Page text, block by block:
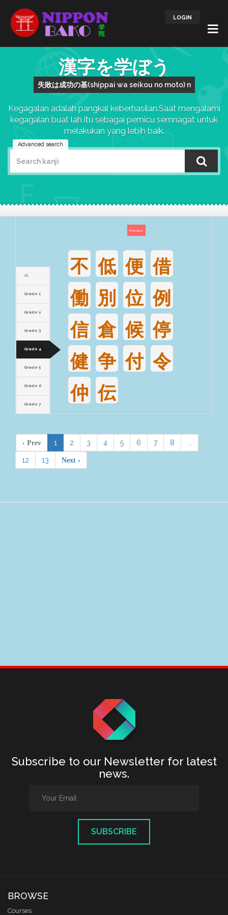
LOGIN
漢字を学ぼう
失敗は成功の基(shippai wa seikou no moto) n
Kegagalan adalah pangkal keberhasilan.Saat mengalami
kegagalan buat lah itu sebagai pemicu semnagat untuk
melakukan yang lebih baik.
Advanced search
All
Grade 1
Grade 2
Grade 3
Grade 4
Grade 5
Grade 6
Grade 7
Practice
不 低 便 借
働 別 位 例
信 倉 候 停
健 争 付 令
仲 伝
‹ Prev 1 2 3 4 5 6 7 8
12 13 Next ›
Subscribe to our Newsletter for latest
news.
SUBSCRIBE
BROWSE
Courses